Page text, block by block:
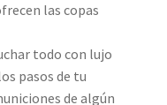
las copas
todo con lujo
pasos de tu
de algún